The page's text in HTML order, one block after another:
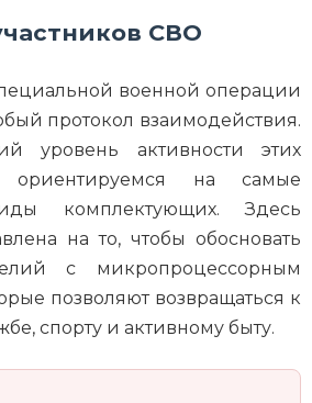
СВО
военной операции
протокол взаимодействия.
уровень активности этих
на самые
комплектующих. Здесь
на то, чтобы обосновать
с микропроцессорным
позволяют возвращаться к
спорту и активному быту.